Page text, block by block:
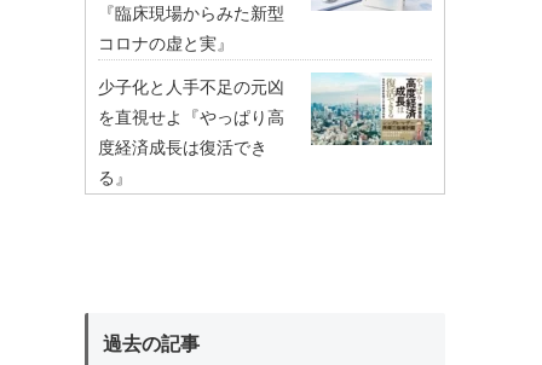
『臨床現場からみた新型
コロナの虚と実』
少子化と人手不足の元凶
を直視せよ『やっぱり高
度経済成長は復活でき
る』
過去の記事